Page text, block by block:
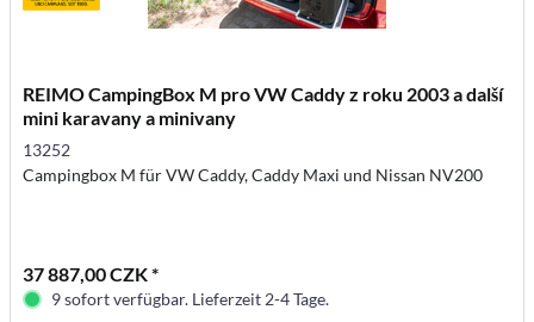
REIMO CampingBox M pro VW Caddy z roku 2003 a další
mini karavany a minivany
13252
Campingbox M für VW Caddy, Caddy Maxi und Nissan NV200
37 887,00 CZK *
9 sofort verfügbar. Lieferzeit 2-4 Tage.